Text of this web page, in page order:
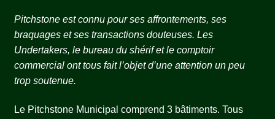
Pitchstone est connu pour ses affrontements, ses
braquages et ses transactions douteuses. Les
Undertakers, le bureau du shérif et le comptoir
commercial ont tous fait l’objet d’une attention un peu
trop soutenue.
Le Pitchstone Municipal comprend 3 bâtiments. Tous